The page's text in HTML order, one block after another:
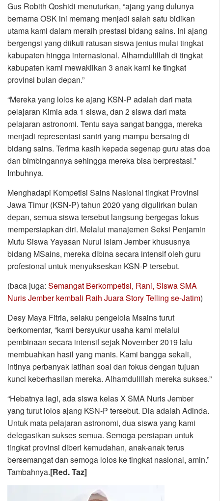
Gus Robith Qoshidi menuturkan, “ajang yang dulunya
bernama OSK ini memang menjadi salah satu bidikan
utama kami dalam meraih prestasi bidang sains. Ini ajang
bergengsi yang diikuti ratusan siswa jenius mulai tingkat
kabupaten hingga internasional. Alhamdulillah di tingkat
kabupaten kami mewakilkan 3 anak kami ke tingkat
provinsi bulan depan.”
“Mereka yang lolos ke ajang KSN-P adalah dari mata
pelajaran Kimia ada 1 siswa, dan 2 siswa dari mata
pelajaran astronomi. Tentu saya sangat bangga, mereka
menjadi representasi santri yang mampu bersaing di
bidang sains. Terima kasih kepada segenap guru atas doa
dan bimbingannya sehingga mereka bisa berprestasi.”
Imbuhnya.
Menghadapi Kompetisi Sains Nasional tingkat Provinsi
Jawa Timur (KSN-P) tahun 2020 yang digulirkan bulan
depan, semua siswa tersebut langsung bergegas fokus
mempersiapkan diri. Melalui manajemen Seksi Penjamin
Mutu Siswa Yayasan Nurul Islam Jember khususnya
bidang MSains, mereka dibina secara intensif oleh guru
profesional untuk menyukseskan KSN-P tersebut.
(baca juga: Semangat Berkompetisi, Rani, Siswa SMA
Nuris Jember kembali Raih Juara Story Telling se-Jatim)
Desy Maya Fitria, selaku pengelola Msains turut
berkomentar, “kami bersyukur usaha kami melalui
pembinaan secara intensif sejak November 2019 lalu
membuahkan hasil yang manis. Kami bangga sekali,
intinya perbanyak latihan soal dan fokus dengan tujuan
kunci keberhasilan mereka. Alhamdulillah mereka sukses.”
“Hebatnya lagi, ada siswa kelas X SMA Nuris Jember
yang turut lolos ajang KSN-P tersebut. Dia adalah Adinda.
Untuk mata pelajaran astronomi, dua siswa yang kami
delegasikan sukses semua. Semoga persiapan untuk
tingkat provinsi diberi kemudahan, anak-anak terus
bersemangat dan semoga lolos ke tingkat nasional, amin.”
Tambahnya.[Red. Taz]